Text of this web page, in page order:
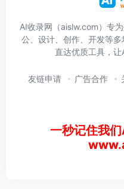
AI收录网（aislw.com）专
公、设计、创作、开发等
直达优质工具，让
友链申请 广告合作
一秒记住我